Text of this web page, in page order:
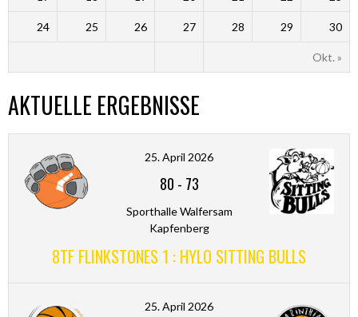
Okt. »
24 25 26 27 28 29 30
AKTUELLE ERGEBNISSE
25. April 2026
80 - 73
Sporthalle Walfersam
Kapfenberg
8TF FLINKSTONES 1 : HYLO SITTING BULLS
25. April 2026